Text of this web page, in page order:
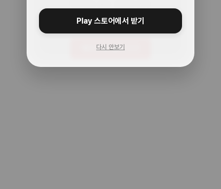
주소를 다시 확인해봐!
메인으로 돌아가기
Play 스토어에서 받기
다시 안보기